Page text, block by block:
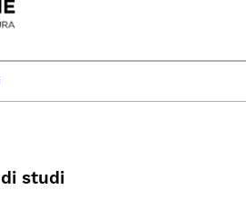
studi